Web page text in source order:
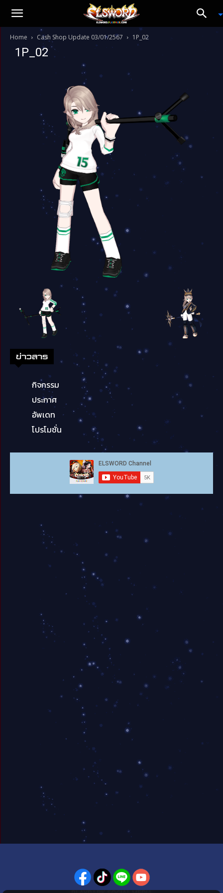
Home Cash Shop Update 03/01/2567 1P_02
1P_02
ข่าวสาร
กิจกรรม
ประกาศ
อัพเดท
โปรโมชั่น